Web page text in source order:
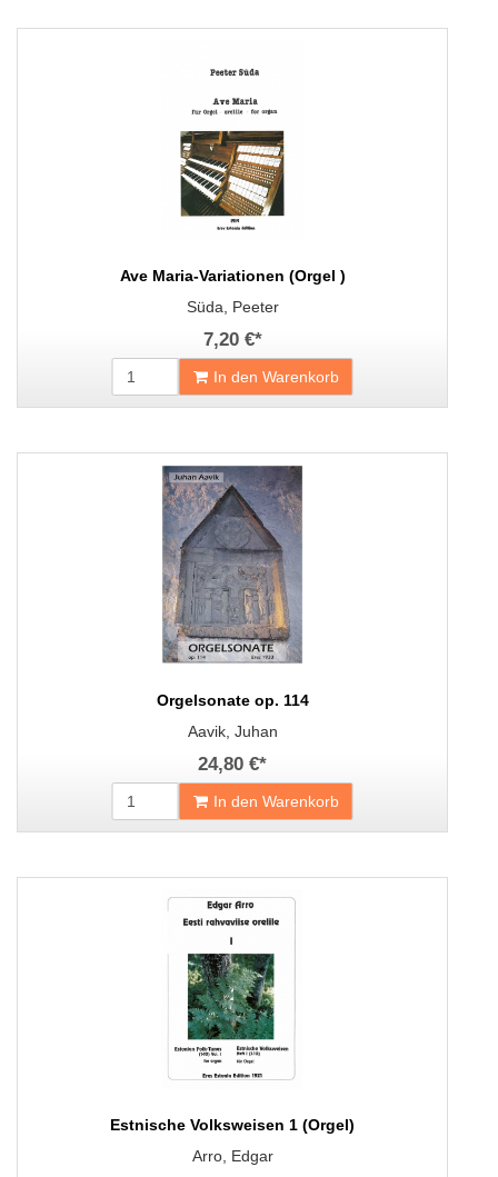
Ave Maria-Variationen (Orgel )
Süda, Peeter
7,20 €*
In den Warenkorb
Orgelsonate op. 114
Aavik, Juhan
24,80 €*
In den Warenkorb
Estnische Volksweisen 1 (Orgel)
Arro, Edgar